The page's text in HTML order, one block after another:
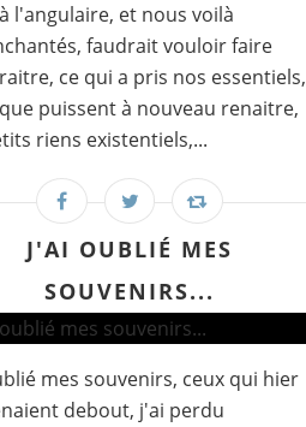
l'angulaire, et nous voilà
faudrait vouloir faire
ce qui a pris nos essentiels,
puissent à nouveau renaitre,
riens existentiels,...
J'AI OUBLIÉ MES
SOUVENIRS...
mes souvenirs, ceux qui hier
debout, j'ai perdu